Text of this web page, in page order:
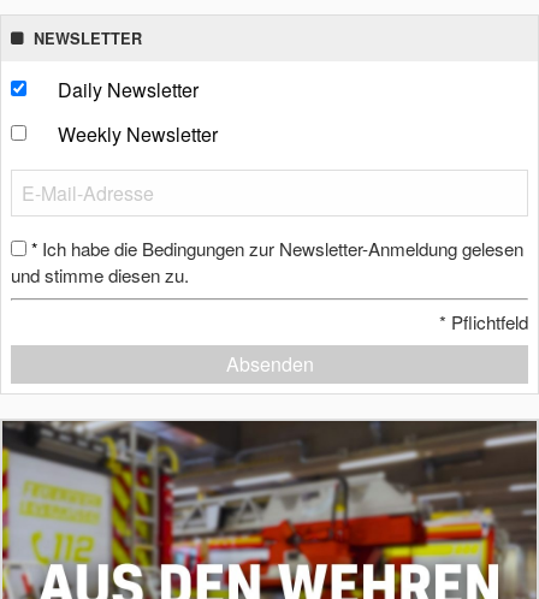
NEWSLETTER
Daily Newsletter
Weekly Newsletter
* Ich habe die Bedingungen zur Newsletter-Anmeldung gelesen
und stimme diesen zu.
* Pflichtfeld
Absenden